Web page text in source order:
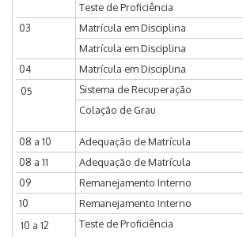
Teste de Proficiência
03
Matrícula em Disciplina
Matrícula em Disciplina
04
Matrícula em Disciplina
05
Sistema de Recuperação
Colação de Grau
08 a 10 Adequação de Matrícula
08 a 11
Adequação de Matrícula
09
Remanejamento Interno
10
Remanejamento Interno
10 a 12
Teste de Proficiência